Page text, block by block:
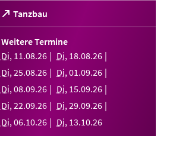
Tanzbau
(Öffnet
in
einem
neuen
Tab)
Weitere Termine
Di, 11.08.26 Di, 18.08.26
Di,25.08.26 Di,01.09.26
Di,08.09.26 Di, 15.09.26
Di,22.09.26 Di,29.09.26
Di,06.10.26 Di, 13.10.26